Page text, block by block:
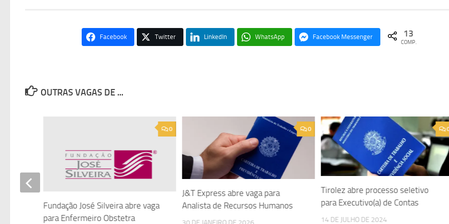
Facebook Twitter LinkedIn WhatsApp Facebook Messenger 13
COMP.
OUTRAS VAGAS DE ...
0
J&T Express abre vaga para
Analista de Recursos Humanos
Tirolez abre processo seletivo
para Executivo(a) de Contas
14 DE JULHO DE 2024
0
Fundação José Silveira abre vaga
para Enfermeiro Obstetra